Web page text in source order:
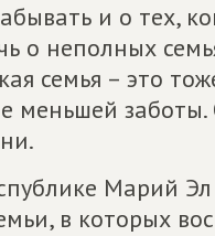
и о тех,
о неполных
семья – это
меньшей
Марий Эл
в которых